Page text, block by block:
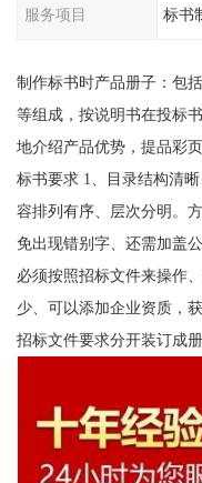
服务项目 标书
制作标书时产品册子：包
等组成，按说明书在投标
地介绍产品优势，提品彩页
标书要求 1、目录结构清
容排列有序、层次分明。
免出现错别字、还需加盖
必须按照招标文件来操作
少、可以添加企业资质，
招标文件要求分开装订成